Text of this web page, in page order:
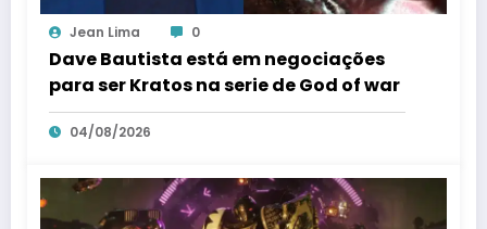
Jean Lima 0
Dave Bautista está em negociações
para ser Kratos na serie de God of war
04/08/2026